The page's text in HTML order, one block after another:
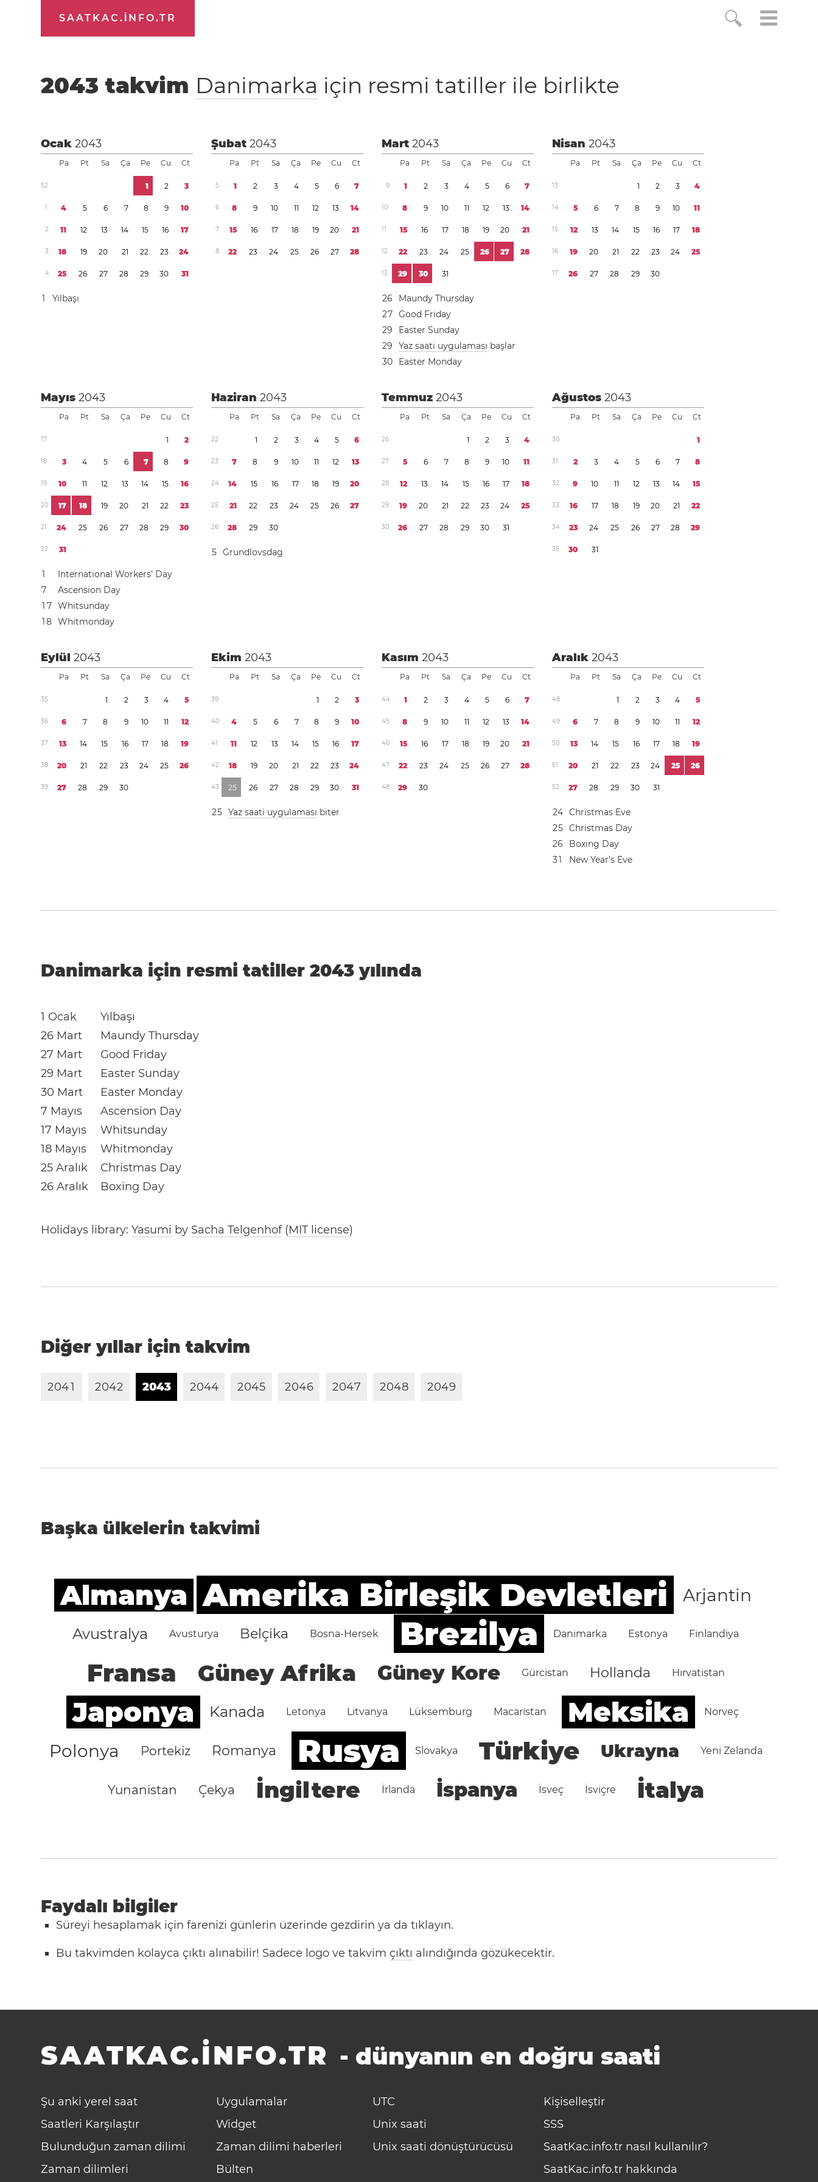
SAATKAC.INFO.TR
2043 takvim Danimarka için resmi tatiller ile birlikte
Ocak2043
Pa Pt Sa Ça Pe Cu Ct
52 1 2 3
1 4 5 6 7 8 9 10
2 11 12 13 14 15 16 17
3 18 19 20 21 22 23 24
4 25 26 27 28 29 30 31
1 Yılbaşı
Şubat2043
Pa Pt Sa Ça Pe Cu Ct
5 1 2 3 4 5 6 7
6 8 9 10 11 12 13 14
7 15 16 17 18 19 20 21
8 22 23 24 25 26 27 28
Mart2043
Pa Pt Sa Ça Pe Cu Ct
9 1 2 3 4 5 6 7
10 8 9 10 11 12 13 14
11 15 16 17 18 19 20 21
12 22 23 24 25 26 27 28
13 29 30 31
26
Maundy Thursday
27 Good Friday
29
Easter Sunday
29 Yaz saati uygulaması başlar
30 Easter Monday
Nisan2043
Pa Pt Sa Ça Pe Cu Ct
13 1 2 3 4
14 5 6 7 8 9 10 11
15 12 13 14 15 16 17 18
16 19 20 21 22 23 24 25
17 26 27 28 29 30
Mayıs2043
Pa Pt Sa Ça Pe Cu Ct
17 1 2
18 3 4 5 6 7 8 9
19 10 11 12 13 14 15 16
20 17 18 19 20 21 22 23
21 24 25 26 27 28 29 30
22 31
1
International Workers’ Day
7
Ascension Day
1 7 Whitsunday
18 Whitmonday
Haziran2043
Pa Pt Sa Ça Pe Cu Ct
22 1 2 3 4 5 6
23 7 8 9 10 11 12 13
24 14 15 16 17 18 19 20
25 21 22 23 24 25 26 27
26 28 29 30
5 Grundlovsdag
Temmuz2043
Pa Pt Sa Ça Pe Cu Ct
26 1 2 3 4
27 5 6 7 8 9 10 11
28 12 13 14 15 16 17 18
29 19 20 21 22 23 24 25
30 26 27 28 29 30 31
Ağustos2043
Pa Pt Sa Ça Pe Cu Ct
30 1
31 2 3 4 5 6 7 8
32 9 10 11 12 13 14 15
33 16 17 18 19 20 21 22
34 23 24 25 26 27 28 29
35 30 31
Eylül2043
Pa Pt Sa Ça Pe Cu Ct
35 1 2 3 4 5
36 6 7 8 9 10 11 12
37 13 14 15 16 17 18 19
38 20 21 22 23 24 25 26
39 27 28 29 30
Ekim2043
Pa Pt Sa Ça Pe Cu Ct
39 1 2 3
40 4 5 6 7 8 9 10
41 11 12 13 14 15 16 17
42 18 19 20 21 22 23 24
43 25 26 27 28 29 30 31
25 Yaz saati uygulaması biter
Kasım2043
Pa Pt Sa Ça Pe Cu Ct
44 1 2 3 4 5 6 7
45 8 9 10 11 12 13 14
46 15 16 17 18 19 20 21
47 22 23 24 25 26 27 28
48 29 30
Aralık2043
Pa Pt Sa Ça Pe Cu Ct
48 1 2 3 4 5
49 6 7 8 9 10 11 12
50 13 14 15 16 17 18 19
51 20 21 22 23 24 25 26
52 27 28 29 30 31
24 Christmas Eve
25 Christmas Day
26
Boxing Day
31 New Year’s Eve
Danimarka için resmi tatiller 2043 yılında
1 Ocak
Yılbaşı
26 Mart
Maundy Thursday
27 Mart
Good Friday
29 Mart
Easter Sunday
30 Mart
Easter Monday
7 Mayıs
Ascension Day
17 Mayıs
Whitsunday
18 Mayıs
Whitmonday
25 Aralık
Christmas Day
26 Aralık
Boxing Day
Holidays library:Yasumi by Sacha Telgenhof(MIT license)
Diğer yıllar için takvim
2041 2042 2043 2044 2045 2046 2047 2048 2049
Başka ülkelerin takvimi
Almanya Amerika Birleşik Devletleri Arjantin
Avustralya Avusturya Belçika Bosna-Hersek Brezilya Danimarka Estonya Finlandiya
Fransa Güney Afrika Güney Kore Gürcistan Hollanda Hırvatistan
Japonya Kanada Letonya Litvanya Lüksemburg Macaristan Meksika Norveç
Polonya Portekiz Romanya Rusya Slovakya Türkiye Ukrayna Yeni Zelanda
Yunanistan Çekya İngiltere İrlanda İspanya İsveç İsviçre İtalya
Faydalı bilgiler
Süreyi hesaplamak için farenizi günlerin üzerinde gezdirin ya da tıklayın.
Bu takvimden kolayca çıktı alınabilir! Sadece logo ve takvimçıktı alındığında gözükecektir.
SAATKAC.INFO.TR - dünyanın en doğru saati
Şu anki yerel saat
Saatleri Karşılaştır
Bulunduğun zaman dilimi
Zaman dilimleri
Uygulamalar
Widget
Zaman dilimi haberleri
Bülten
UTC
Unix saati
Unix saati dönüştürücüsü
Kişiselleştir
SSS
SaatKac.info.tr nasıl kullanılır?
SaatKac.info.tr hakkında